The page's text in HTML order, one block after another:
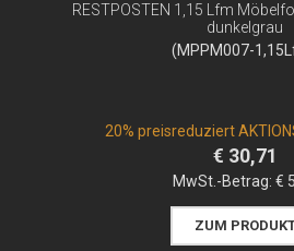
RESTPOSTEN 1,15 Lfm
dunkelgrau
(MPPM007-
20% preisreduziert
€ 30,71
MwSt.-Betrag: €
ZUM